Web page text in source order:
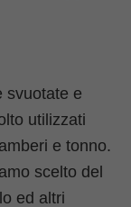
svuotate e
utilizzati
e tonno.
scelto del
ed altri